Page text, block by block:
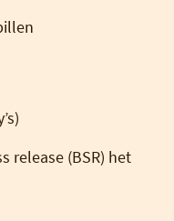
release (BSR) het